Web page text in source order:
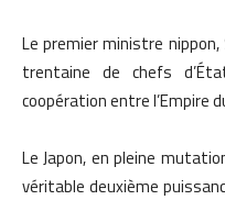
Le premier ministre nippon,
trentaine de chefs
coopération entre l’Empire
Le Japon, en pleine
véritable deuxième